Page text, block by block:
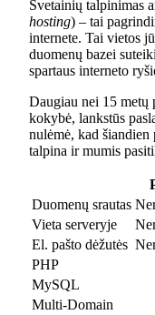
Svetainių talpinimas
hosting) – tai
internete. Tai vietos
duomenų bazei
spartaus interneto
Daugiau nei 15 metų
kokybė, lankstūs
nulėmė, kad šiandien
talpina ir mumis
Duomenų srautas
Vieta serveryje
El. pašto dėžutės
PHP
MySQL
Multi-Domain